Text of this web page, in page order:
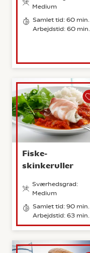
Medium
Samlet tid: 60 min.
Arbejdstid: 60 min.
Fiske-
skinkeruller
Sværhedsgrad:
Medium
Samlet tid: 90 min.
Arbejdstid: 63 min.